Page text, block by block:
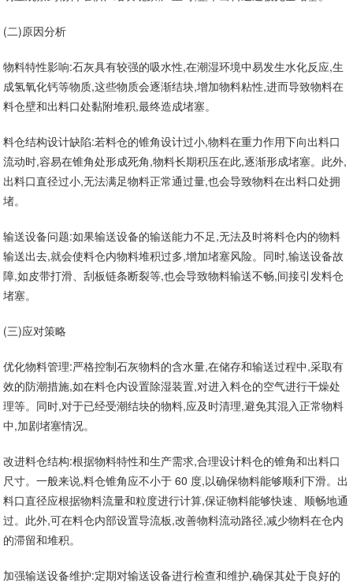
(二)原因分析
物料特性影响:石灰具有较强的吸水性,在潮湿环境中易发生水化反应,生
成氢氧化钙等物质,这些物质会逐渐结块,增加物料粘性,进而导致物料在
料仓壁和出料口处黏附堆积,最终造成堵塞。
料仓结构设计缺陷:若料仓的锥角设计过小,物料在重力作用下向出料口
流动时,容易在锥角处形成死角,物料长期积压在此,逐渐形成堵塞。此外,
出料口直径过小,无法满足物料正常通过量,也会导致物料在出料口处拥
堵。
输送设备问题:如果输送设备的输送能力不足,无法及时将料仓内的物料
输送出去,就会使料仓内物料堆积过多,增加堵塞风险。同时,输送设备故
障,如皮带打滑、刮板链条断裂等,也会导致物料输送不畅,间接引发料仓
堵塞。
(三)应对策略
优化物料管理:严格控制石灰物料的含水量,在储存和输送过程中,采取有
效的防潮措施,如在料仓内设置除湿装置,对进入料仓的空气进行干燥处
理等。同时,对于已经受潮结块的物料,应及时清理,避免其混入正常物料
中,加剧堵塞情况。
改进料仓结构:根据物料特性和生产需求,合理设计料仓的锥角和出料口
尺寸。一般来说,料仓锥角应不小于 60 度,以确保物料能够顺利下滑。出
料口直径应根据物料流量和粒度进行计算,保证物料能够快速、顺畅地通
过。此外,可在料仓内部设置导流板,改善物料流动路径,减少物料在仓内
的滞留和堆积。
加强输送设备维护:定期对输送设备进行检查和维护,确保其处于良好的